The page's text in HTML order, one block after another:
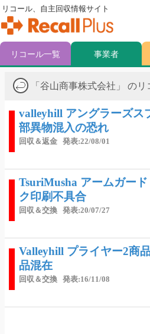
「谷山商事株式会社」 の
valleyhill アングラーズス
部異物混入の恐れ
回収＆返金 発表:22/08/01
TsuriMusha アームガー
ク印刷不具合
回収＆交換 発表:20/07/27
Valleyhill プライヤー2商
品混在
回収＆交換 発表:16/11/08
リコール、自主回収情報サイト
リコール一覧 事業者